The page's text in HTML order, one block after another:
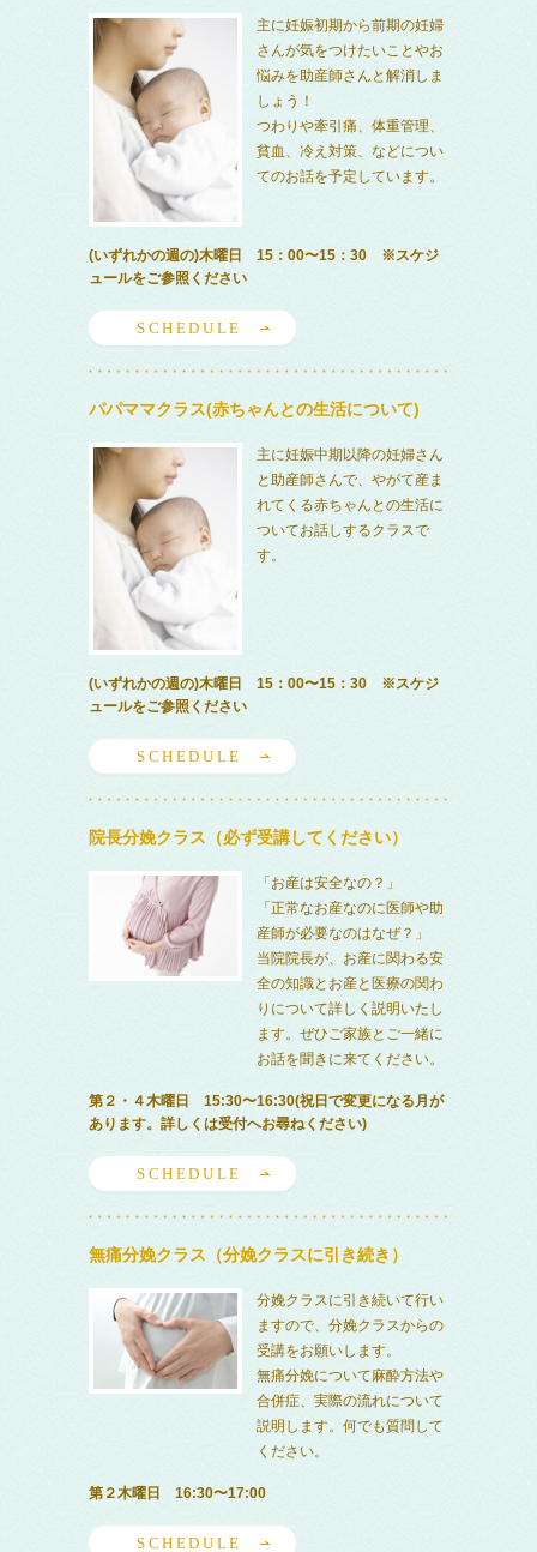
主に妊娠初期から前期の妊婦
さんが気をつけたいことやお
悩みを助産師さんと解消しま
しょう！
つわりや牽引痛、体重管理、
貧血、冷え対策、などについ
てのお話を予定しています。
(いずれかの週の)木曜日 15：00〜15：30 ※スケジ
ュールをご参照ください
SCHEDULE
パパママクラス(赤ちゃんとの生活について)
主に妊娠中期以降の妊婦さん
と助産師さんで、やがて産ま
れてくる赤ちゃんとの生活に
ついてお話しするクラスで
す。
(いずれかの週の)木曜日 15：00〜15：30 ※スケジ
ュールをご参照ください
SCHEDULE
院長分娩クラス（必ず受講してください）
「お産は安全なの？」
「正常なお産なのに医師や助
産師が必要なのはなぜ？」
当院院長が、お産に関わる安
全の知識とお産と医療の関わ
りについて詳しく説明いたし
ます。ぜひご家族とご一緒に
お話を聞きに来てください。
第２・４木曜日 15:30〜16:30(祝日で変更になる月が
あります。詳しくは受付へお尋ねください)
SCHEDULE
無痛分娩クラス（分娩クラスに引き続き）
分娩クラスに引き続いて行い
ますので、分娩クラスからの
受講をお願いします。
無痛分娩について麻酔方法や
合併症、実際の流れについて
説明します。何でも質問して
ください。
第２木曜日 16:30〜17:00
SCHEDULE